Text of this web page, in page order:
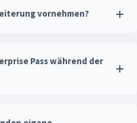
vornehmen?
Pass während der